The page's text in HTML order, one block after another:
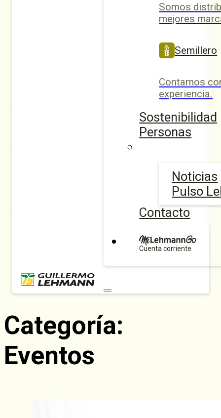
Somos
mejores
Semillero
Contamos
experiencia.
Sostenibilidad
Personas
Noticias
Pulso
Contacto
Cuenta corriente
Categoría:
Eventos